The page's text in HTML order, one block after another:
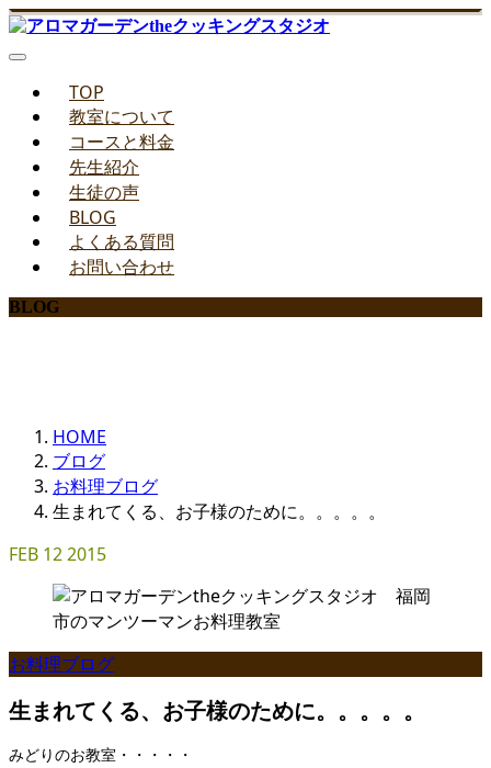
TOP
教室について
コースと料金
先生紹介
生徒の声
BLOG
よくある質問
お問い合わせ
BLOG
HOME
ブログ
お料理ブログ
生まれてくる、お子様のために。。。。。
FEB 122015
お料理ブログ
生まれてくる、お子様のために。。。。。
みどりのお教室・・・・・